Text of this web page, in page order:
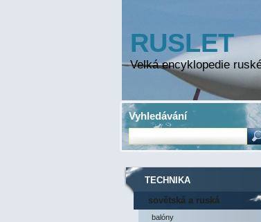
RUSLET
Velká encyklopedie
TECHNIKA
sovětská a ruská
technika
balóny
Vyhledávání